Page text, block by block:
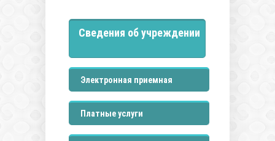
Сведения об учреждении
Электронная приемная
Платные услуги